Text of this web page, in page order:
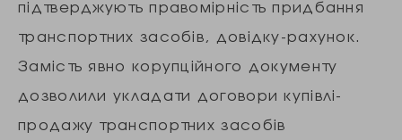
підтверджують правомірність придбання
транспортних засобів, довідку-рахунок.
Замість явно корупційного документу
дозволили укладати договори купівлі-
продажу транспортних засобів